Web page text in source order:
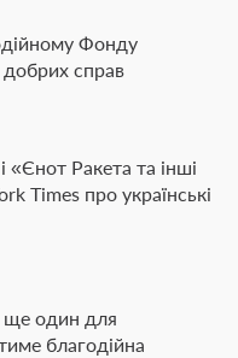
Фонду
справ
Ракета та інші
Times про українські
ще один для
благодійна